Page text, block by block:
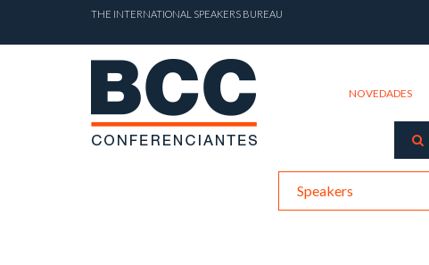
THE INTERNATIONAL SPEAKERS BUREAU
NOVEDADES
Speakers